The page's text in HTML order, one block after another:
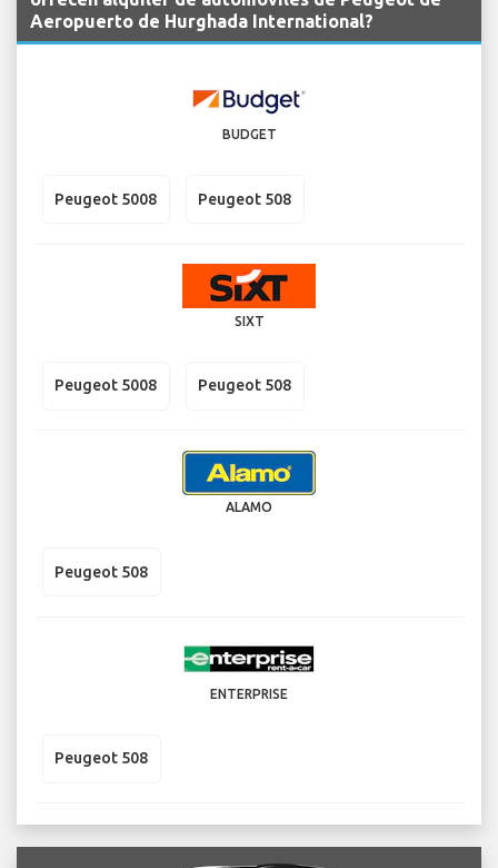
Aeropuerto de Hurghada International?
BUDGET
Peugeot 5008 Peugeot 508
SIXT
Peugeot 5008 Peugeot 508
ALAMO
Peugeot 508
ENTERPRISE
Peugeot 508